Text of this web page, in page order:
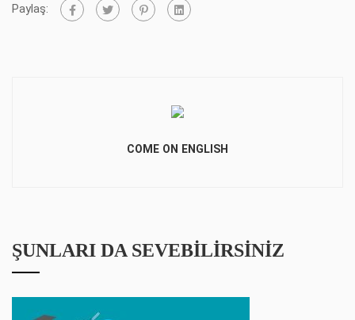
Paylaş:
COME ON ENGLISH
ŞUNLARI DA SEVEBILIRSINIZ